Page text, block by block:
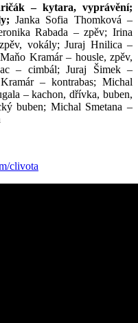
– kytara, vyprávění;
Janka Sofia Thomková –
Rabada – zpěv; Irina
vokály; Juraj Hnilica –
Kramár – housle, zpěv,
– cimbál; Juraj Šimek –
– kontrabas; Michal
– kachon, dřívka, buben,
buben; Michal Smetana –
clivota